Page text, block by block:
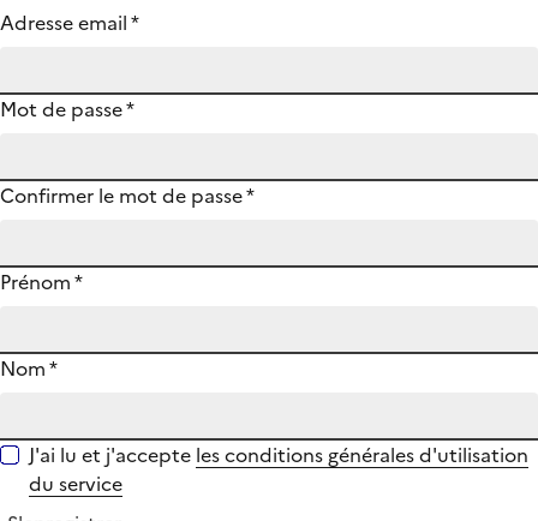
Adresse email*
Mot de passe*
Confirmer le mot de passe*
Prénom*
Nom*
J'ai lu et j'accepte les conditions générales d'utilisation
du service